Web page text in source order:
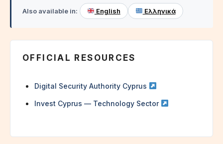
Also available in: English Ελληνικά
OFFICIAL RESOURCES
Digital Security Authority Cyprus
Invest Cyprus — Technology Sector